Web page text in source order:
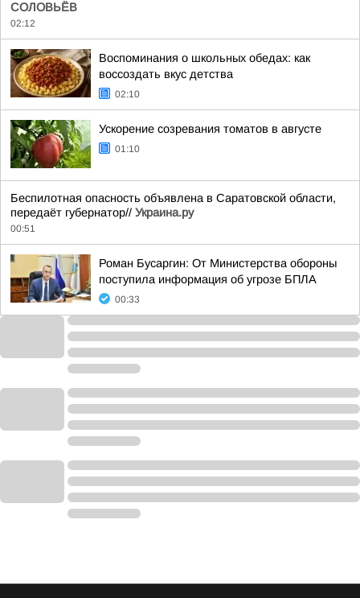
СОЛОВЬЁВ
02:12
Воспоминания о школьных обедах: как
воссоздать вкус детства
02:10
Ускорение созревания томатов в августе
01:10
Беспилотная опасность объявлена в Саратовской области,
передаёт губернатор// Украина.ру
00:51
Роман Бусаргин: От Министерства обороны
поступила информация об угрозе БПЛА
00:33